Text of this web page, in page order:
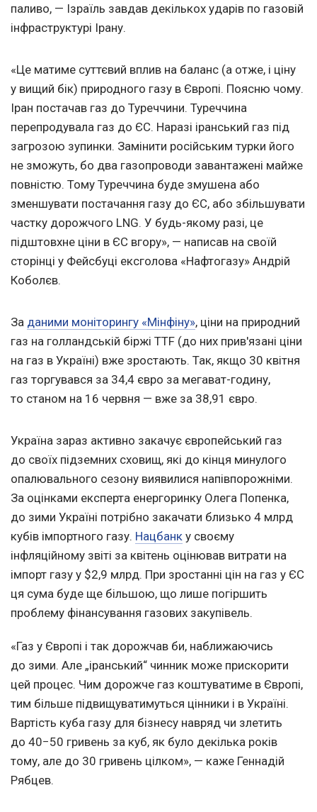
паливо, — Ізраїль завдав декількох ударів по газовій
інфраструктурі Ірану.
«Це матиме суттєвий вплив на баланс (а отже, і ціну
у вищий бік) природного газу в Європі. Поясню чому.
Іран постачав газ до Туреччини. Туреччина
перепродувала газ до ЄС. Наразі іранський газ під
загрозою зупинки. Замінити російським турки його
не зможуть, бо два газопроводи завантажені майже
повністю. Тому Туреччина буде змушена або
зменшувати постачання газу до ЄС, або збільшувати
частку дорожчого LNG. У будь-якому разі, це
підштовхне ціни в ЄС вгору», — написав на своїй
сторінці у Фейсбуці ексголова «Нафтогазу» Андрій
Коболєв.
За даними моніторингу «Мінфіну», ціни на природний
газ на голландській біржі TTF (до них прив'язані ціни
на газ в Україні) вже зростають. Так, якщо 30 квітня
газ торгувався за 34,4 євро за мегават-годину,
то станом на 16 червня — вже за 38,91 євро.
Україна зараз активно закачує європейський газ
до своїх підземних сховищ, які до кінця минулого
опалювального сезону виявилися напівпорожніми.
За оцінками експерта енергоринку Олега Попенка,
до зими Україні потрібно закачати близько 4 млрд
кубів імпортного газу. Нацбанк у своєму
інфляційному звіті за квітень оцінював витрати на
імпорт газу у $2,9 млрд. При зростанні цін на газ у ЄС
ця сума буде ще більшою, що лише погіршить
проблему фінансування газових закупівель.
«Газ у Європі і так дорожчав би, наближаючись
до зими. Але „іранський“ чинник може прискорити
цей процес. Чим дорожче газ коштуватиме в Європі,
тим більше підвищуватимуться цінники і в Україні.
Вартість куба газу для бізнесу навряд чи злетить
до 40−50 гривень за куб, як було декілька років
тому, але до 30 гривень цілком», — каже Геннадій
Рябцев.